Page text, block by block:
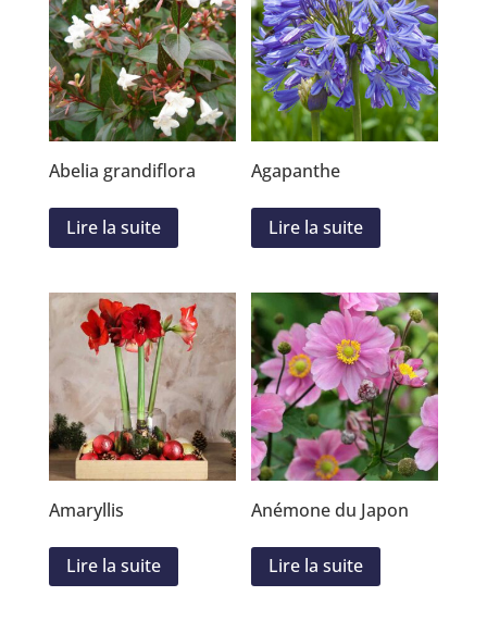
Abelia grandiflora
Lire la suite
Agapanthe
Lire la suite
Amaryllis
Lire la suite
Anémone du Japon
Lire la suite